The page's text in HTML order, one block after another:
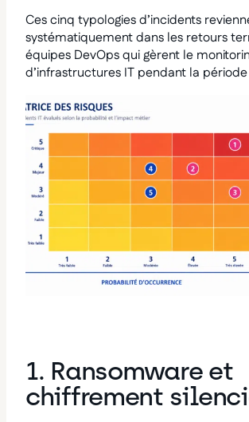
Ces cinq typologies d’incidents
systématiquement dans les retours
équipes DevOps qui gèrent le
d’infrastructures IT pendant la
1. Ransomware et
chiffrement